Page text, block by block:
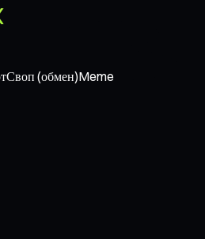
Своп (обмен)Meme